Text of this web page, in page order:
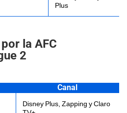
Plus
la AFC
2
Canal
Disney Plus, Zapping y Claro